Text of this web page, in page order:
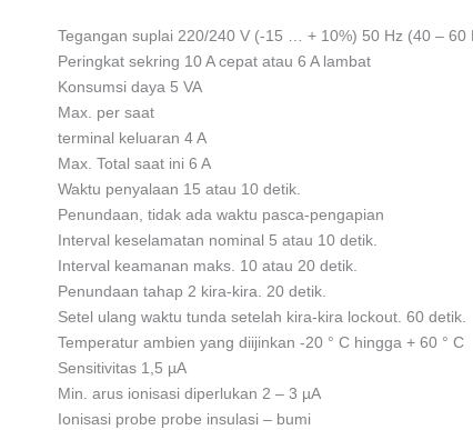
Tegangan suplai 220/240 V (-15 … + 10%) 50 Hz (40 – 60
Peringkat sekring 10 A cepat atau 6 A lambat
Konsumsi daya 5 VA
Max. per saat
terminal keluaran 4 A
Max. Total saat ini 6 A
Waktu penyalaan 15 atau 10 detik.
Penundaan, tidak ada waktu pasca-pengapian
Interval keselamatan nominal 5 atau 10 detik.
Interval keamanan maks. 10 atau 20 detik.
Penundaan tahap 2 kira-kira. 20 detik.
Setel ulang waktu tunda setelah kira-kira lockout. 60 detik.
Temperatur ambien yang diijinkan -20 ° C hingga + 60 ° C
Sensitivitas 1,5 µA
Min. arus ionisasi diperlukan 2 – 3 µA
Ionisasi probe probe insulasi – bumi